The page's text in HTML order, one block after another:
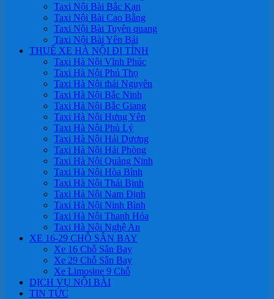
Taxi Nội Bài Bắc Kạn
Taxi Nội Bài Cao Bằng
Taxi Nội Bài Tuyên quang
Taxi Nội Bài Yên Bái
THUÊ XE HÀ NỘI ĐI TỈNH
Taxi Hà Nội Vĩnh Phúc
Taxi Hà Nội Phú Thọ
Taxi Hà Nội thái Nguyên
Taxi Hà Nội Bắc Ninh
Taxi Hà Nội Bắc Giang
Taxi Hà Nội Hưng Yên
Taxi Hà Nội Phủ Lý
Taxi Hà Nội Hải Dương
Taxi Hà Nội Hải Phòng
Taxi Hà Nội Quảng Ninh
Taxi Hà Nội Hòa Bình
Taxi Hà Nội Thái Binh
Taxi Hà Nội Nam Định
Taxi Hà Nội Ninh Bình
Taxi Hà Nội Thanh Hóa
Taxi Hà Nội Nghệ An
XE 16-29 CHỖ SÂN BAY
Xe 16 Chỗ Sân Bay
Xe 29 Chỗ Sân Bay
Xe Limosine 9 Chỗ
DỊCH VỤ NỘI BÀI
TIN TỨC